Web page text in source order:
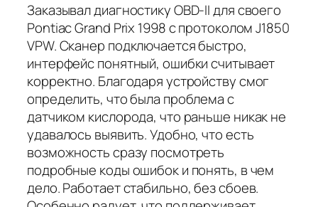
Заказывал диагностику OBD-II для своего
Pontiac Grand Prix 1998 с протоколом J1850
VPW. Сканер подключается быстро,
интерфейс понятный, ошибки считывает
корректно. Благодаря устройству смог
определить, что была проблема с
датчиком кислорода, что раньше никак не
удавалось выявить. Удобно, что есть
возможность сразу посмотреть
подробные коды ошибок и понять, в чем
дело. Работает стабильно, без сбоев.